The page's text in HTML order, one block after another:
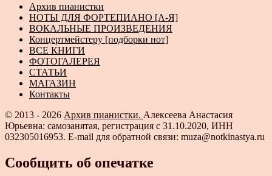
Архив пианистки
НОТЫ ДЛЯ ФОРТЕПИАНО [А-Я]
ВОКАЛЬНЫЕ ПРОИЗВЕДЕНИЯ
Концертмейстеру [подборки нот]
ВСЕ КНИГИ
ФОТОГАЛЕРЕЯ
СТАТЬИ
МАГАЗИН
Контакты
© 2013 - 2026 Архив пианистки. Алексеева Анастасия
Юрьевна: самозанятая, регистрация с 31.10.2020, ИНН
032305016953. E-mail для обратной связи: muza@notkinastya.ru
Сообщить об опечатке